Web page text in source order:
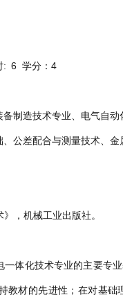
: 6 学分：4
制造技术专业、电气自动
公差配合与测量技术、
，机械工业出版社。
体化技术专业的主要专
教材的先进性；在对基